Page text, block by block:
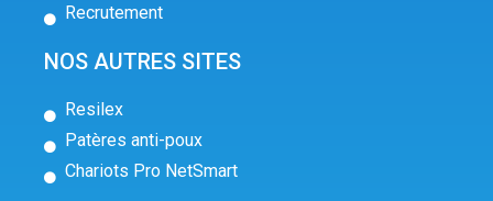
Recrutement
NOS AUTRES SITES
Resilex
Patères anti-poux
Chariots Pro NetSmart